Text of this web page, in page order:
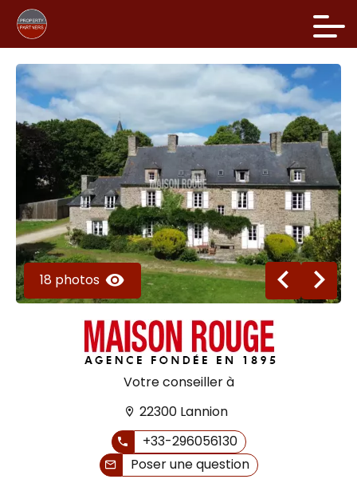
18 photos
Votre conseiller à
22300 Lannion
+33-296056130
Poser une question